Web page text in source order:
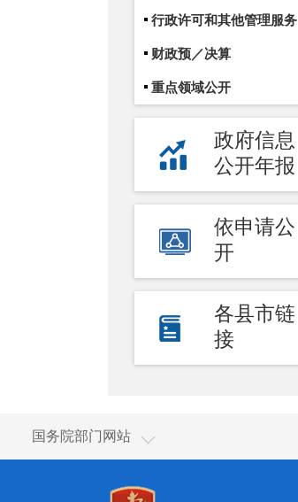
行政许可和其他管理服务
财政预／决算
重点领域公开
政府信息
公开年报
依申请公
开
各县市链
接
国务院部门网站国家国际发展合作署
国家统计局
国家体育总局